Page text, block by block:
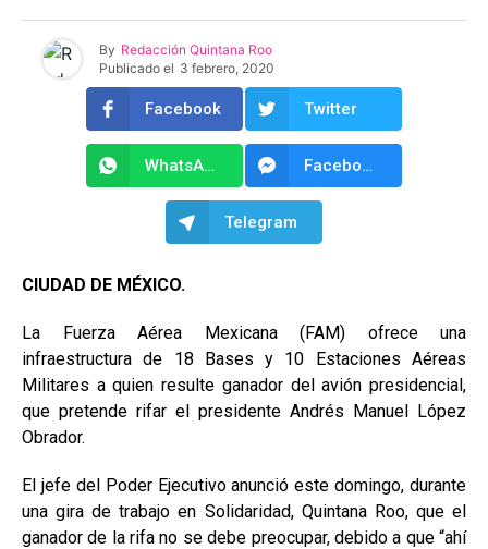
By Redacción Quintana Roo
Publicado el 3 febrero, 2020
Facebook Twitter
WhatsApp Facebook Messenger
Telegram
CIUDAD DE MÉXICO.
La Fuerza Aérea Mexicana (FAM) ofrece una
infraestructura de 18 Bases y 10 Estaciones Aéreas
Militares a quien resulte ganador del avión presidencial,
que pretende rifar el presidente Andrés Manuel López
Obrador.
El jefe del Poder Ejecutivo anunció este domingo, durante
una gira de trabajo en Solidaridad, Quintana Roo, que el
ganador de la rifa no se debe preocupar, debido a que “ahí